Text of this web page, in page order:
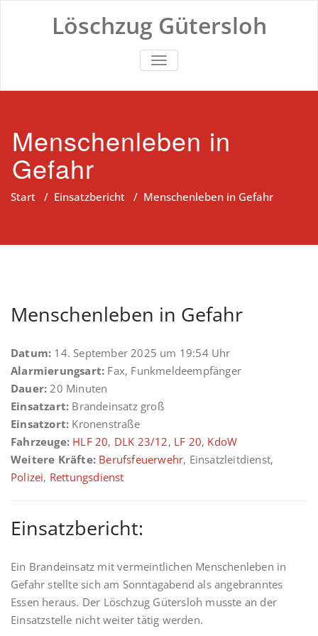
Löschzug Gütersloh
TOGGLE NAVIGATION
Menschenleben in
Gefahr
Start / Einsatzbericht / Menschenleben in Gefahr
Menschenleben in Gefahr
Datum: 14. September 2025 um 19:54 Uhr
Alarmierungsart: Fax, Funkmeldeempfänger
Dauer: 20 Minuten
Einsatzart: Brandeinsatz groß
Einsatzort: Kronenstraße
Fahrzeuge: HLF 20, DLK 23/12, LF 20, KdoW
Weitere Kräfte: Berufsfeuerwehr, Einsatzleitdienst,
Polizei, Rettungsdienst
Einsatzbericht:
Ein Brandeinsatz mit vermeintlichen Menschenleben in
Gefahr stellte sich am Sonntagabend als angebranntes
Essen heraus. Der Löschzug Gütersloh musste an der
Einsatzstelle nicht weiter tätig werden.